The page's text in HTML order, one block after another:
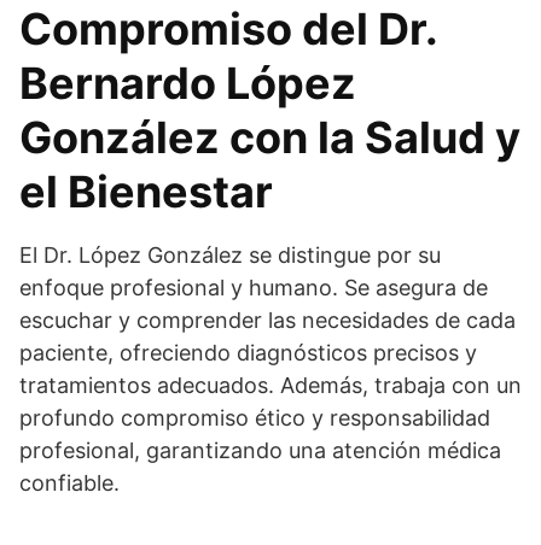
Compromiso del Dr.
Bernardo López
González con la Salud y
el Bienestar
El Dr. López González se distingue por su
enfoque profesional y humano. Se asegura de
escuchar y comprender las necesidades de cada
paciente, ofreciendo diagnósticos precisos y
tratamientos adecuados. Además, trabaja con un
profundo compromiso ético y responsabilidad
profesional, garantizando una atención médica
confiable.